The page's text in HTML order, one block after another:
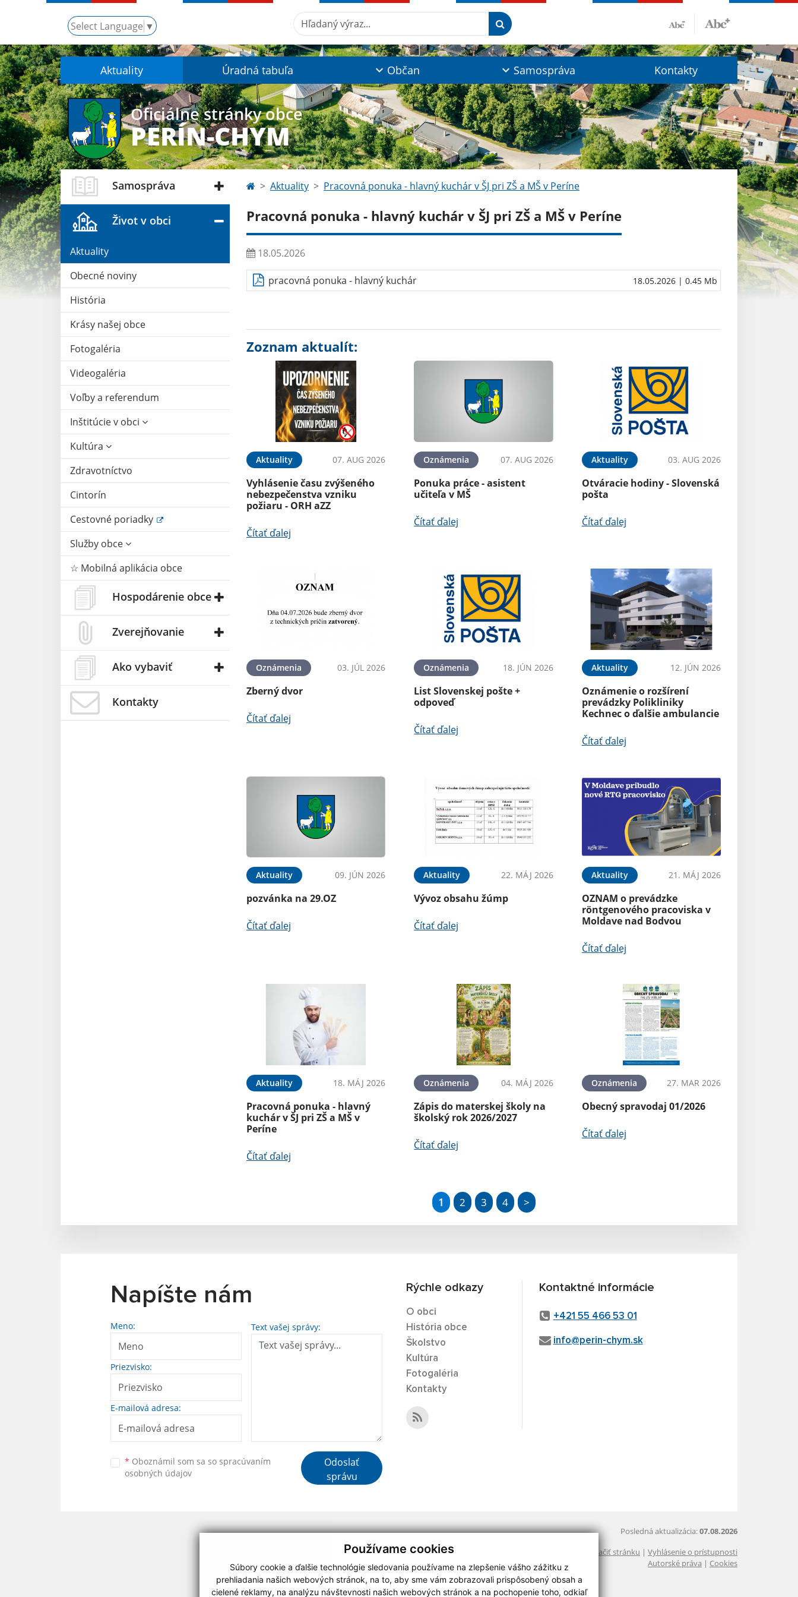
Používame cookies
Súbory cookie a ďalšie technológie sledovania používame na zlepšenie vášho zážitku z
prehliadania našich webových stránok, na to, aby sme vám zobrazovali prispôsobený obsah a
cielené reklamy, na analýzu návštevnosti našich webových stránok a na pochopenie toho, odkiaľ
Select Language ▼
Hľadaný výraz...
Aktuality Úradná tabuľa Občan Samospráva Kontakty
Oficiálne stránky obce
PERÍN-CHYM
Samospráva
Život v obci
Aktuality
Obecné noviny
História
Krásy našej obce
Fotogaléria
Videogaléria
Voľby a referendum
Inštitúcie v obci
Kultúra
Zdravotníctvo
Cintorín
Cestovné poriadky
Služby obce
☆ Mobilná aplikácia obce
Hospodárenie obce
Zverejňovanie
Ako vybaviť
Kontakty
Aktuality Pracovná ponuka - hlavný kuchár v ŠJ pri ZŠ a MŠ v Períne
Pracovná ponuka - hlavný kuchár v ŠJ pri ZŠ a MŠ v Períne
18.05.2026
pracovná ponuka - hlavný kuchár 18.05.2026 | 0.45 Mb
Zoznam aktualít:
Aktuality 07. AUG 2026
Vyhlásenie času zvýšeného
nebezpečenstva vzniku
požiaru - ORH aZZ
Čítať ďalej
Oznámenia 07. AUG 2026
Ponuka práce - asistent
učiteľa v MŠ
Čítať ďalej
Aktuality 03. AUG 2026
Otváracie hodiny - Slovenská
pošta
Čítať ďalej
Oznámenia 03. JÚL 2026
Zberný dvor
Čítať ďalej
Oznámenia 18. JÚN 2026
List Slovenskej pošte +
odpoveď
Čítať ďalej
Aktuality 12. JÚN 2026
Oznámenie o rozšírení
prevádzky Polikliniky
Kechnec o ďalšie ambulancie
Čítať ďalej
Aktuality 09. JÚN 2026
pozvánka na 29.OZ
Čítať ďalej
Aktuality 22. MÁJ 2026
Vývoz obsahu žúmp
Čítať ďalej
Aktuality 21. MÁJ 2026
OZNAM o prevádzke
röntgenového pracoviska v
Moldave nad Bodvou
Čítať ďalej
Aktuality 18. MÁJ 2026
Pracovná ponuka - hlavný
kuchár v ŠJ pri ZŠ a MŠ v
Períne
Čítať ďalej
Oznámenia 04. MÁJ 2026
Zápis do materskej školy na
školský rok 2026/2027
Čítať ďalej
Oznámenia 27. MAR 2026
Obecný spravodaj 01/2026
Čítať ďalej
1 2 3 4 >
Napíšte nám
Meno:
Priezvisko:
E-mailová adresa:
Text vašej správy:
* Oboznámil som sa so spracúvaním
osobných údajov
Odoslať
správu
Rýchle odkazy
O obci
História obce
Školstvo
Kultúra
Fotogaléria
Kontakty
Kontaktné informácie
+421 55 466 53 01
info@perin-chym.sk
Posledná aktualizácia:07.08.2026
Vytlačiť stránku | Vyhlásenie o prístupnosti
Autorské práva | Cookies
webdesign|